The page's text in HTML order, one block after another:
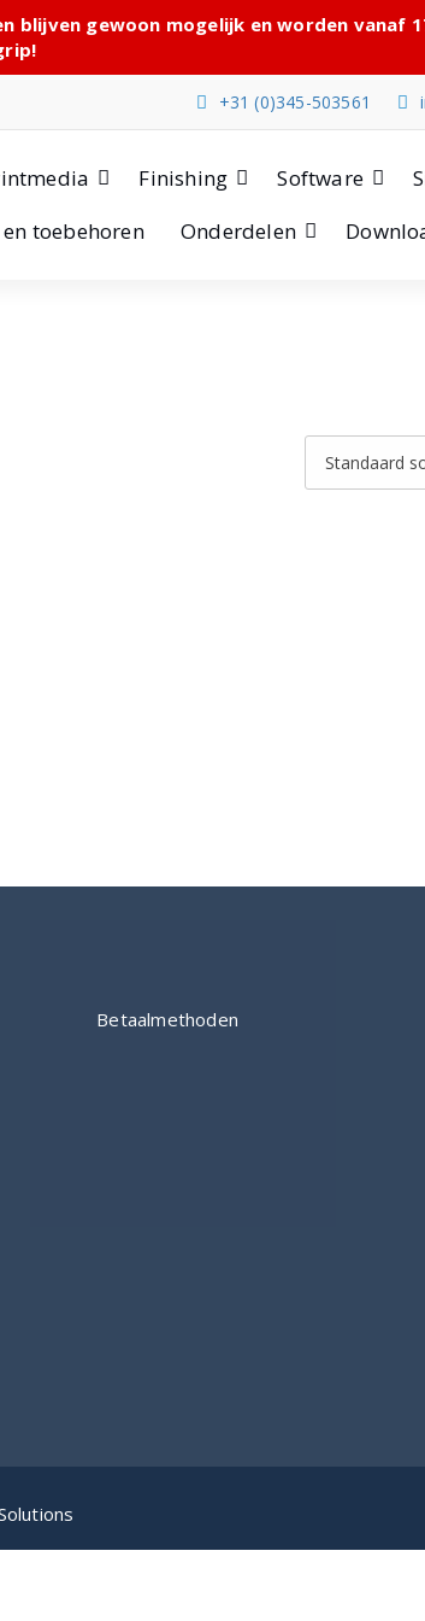
blijven gewoon mogelijk en worden vanaf
+31 (0)345-503561
Finishing Software
toebehoren
Onderdelen